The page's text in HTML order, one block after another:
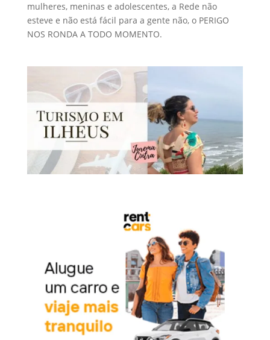
mulheres, meninas e adolescentes, a Rede não
esteve e não está fácil para a gente não, o PERIGO
NOS RONDA A TODO MOMENTO.